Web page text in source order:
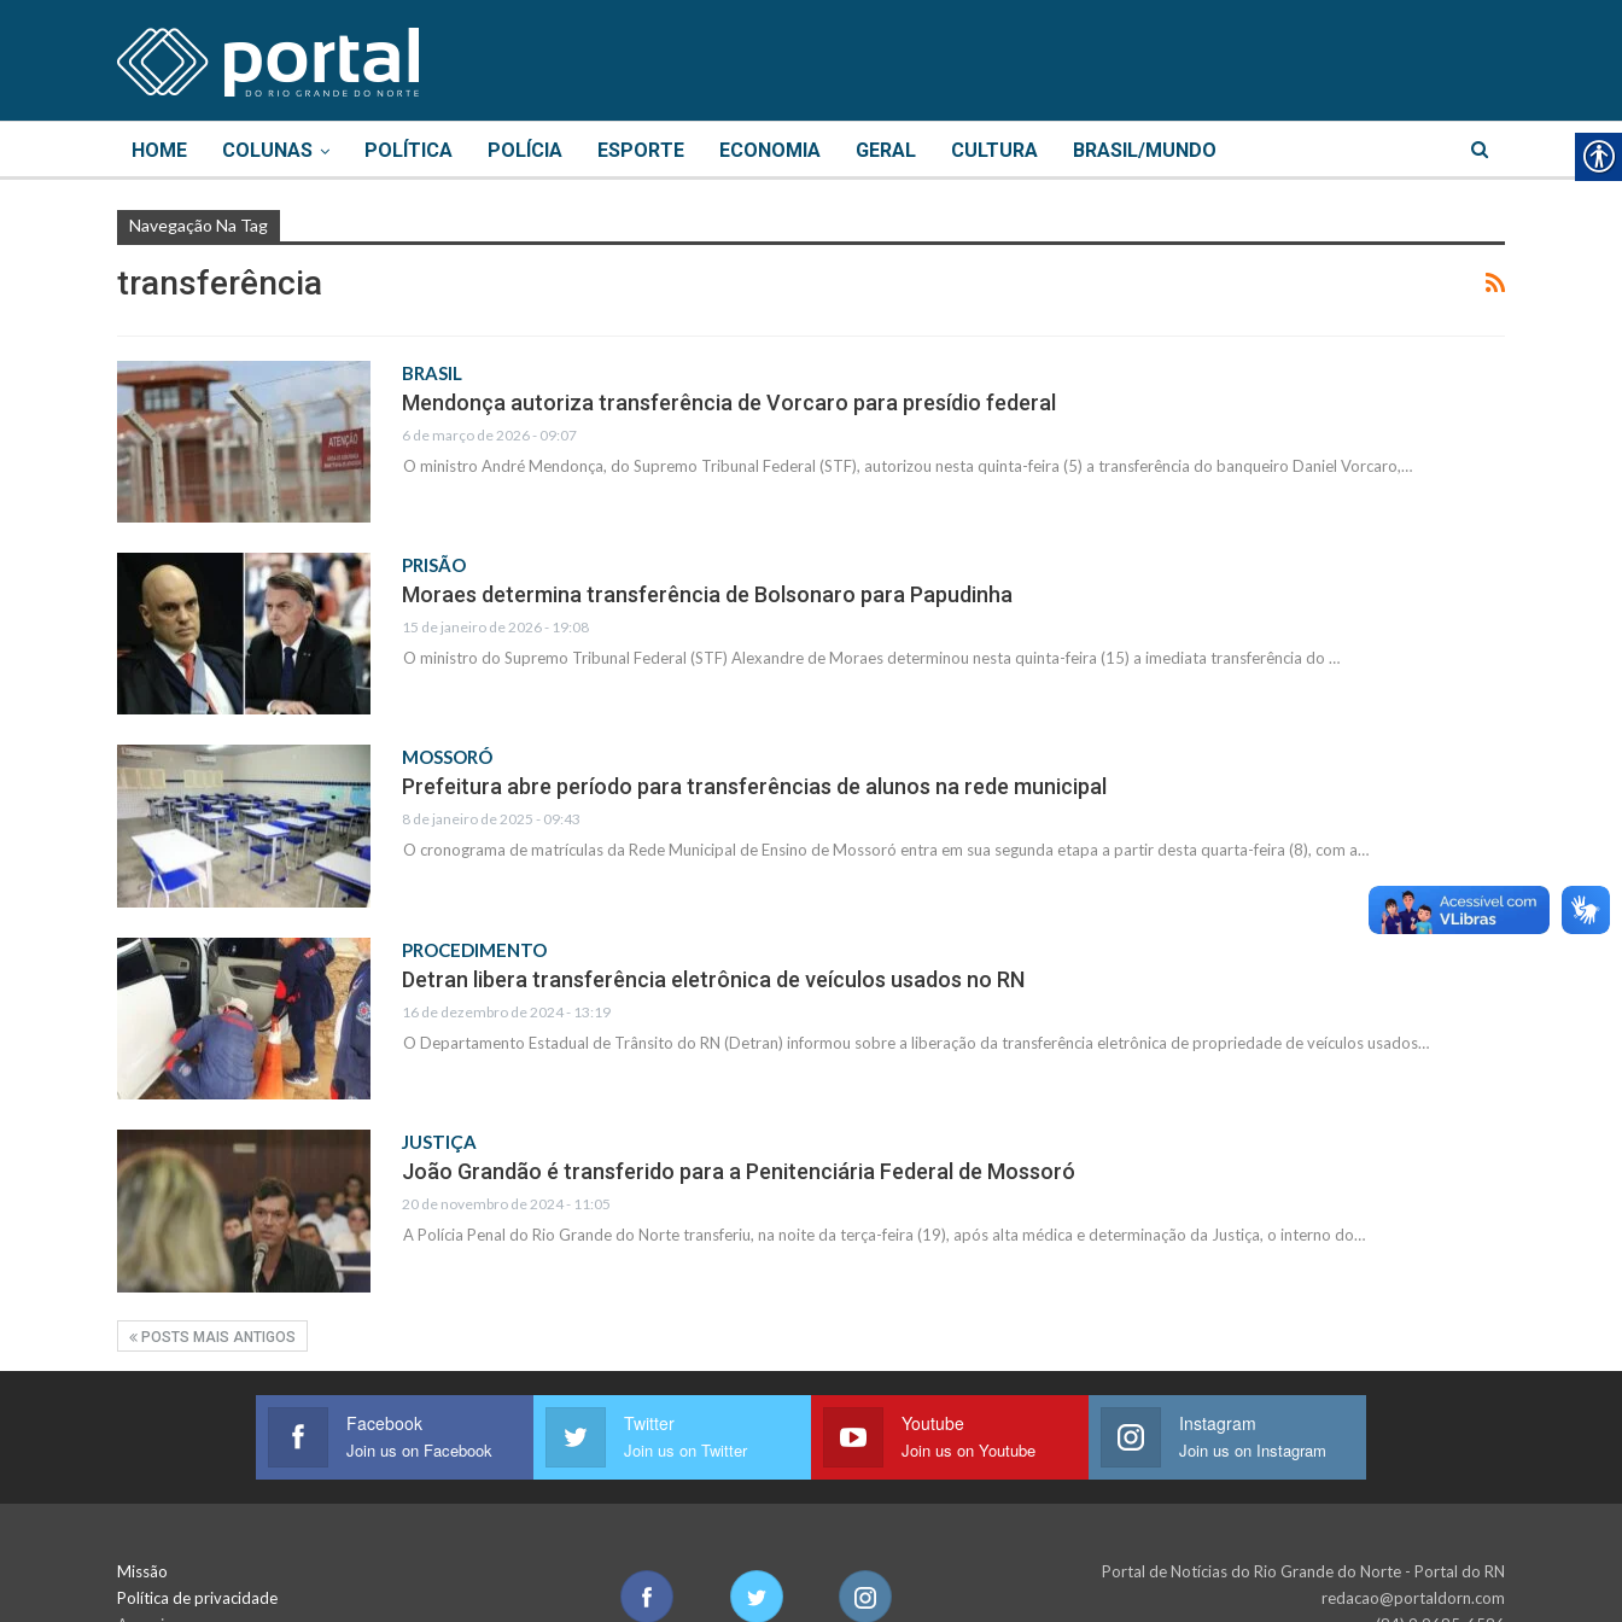
HOME COLUNAS POLÍTICA POLÍCIA ESPORTE ECONOMIA GERAL CULTURA BRASIL/MUNDO
Navegação Na Tag
transferência
BRASIL
Mendonça autoriza transferência de Vorcaro para presídio federal
6 de março de 2026 - 09:07
O ministro André Mendonça, do Supremo Tribunal Federal (STF), autorizou nesta quinta-feira (5) a transferência do banqueiro Daniel Vorcaro,…
PRISÃO
Moraes determina transferência de Bolsonaro para Papudinha
15 de janeiro de 2026 - 19:08
O ministro do Supremo Tribunal Federal (STF) Alexandre de Moraes determinou nesta quinta-feira (15) a imediata transferência do …
MOSSORÓ
Prefeitura abre período para transferências de alunos na rede municipal
8 de janeiro de 2025 - 09:43
O cronograma de matrículas da Rede Municipal de Ensino de Mossoró entra em sua segunda etapa a partir desta quarta-feira (8), com a…
PROCEDIMENTO
Detran libera transferência eletrônica de veículos usados no RN
16 de dezembro de 2024 - 13:19
O Departamento Estadual de Trânsito do RN (Detran) informou sobre a liberação da transferência eletrônica de propriedade de veículos usados…
JUSTIÇA
João Grandão é transferido para a Penitenciária Federal de Mossoró
20 de novembro de 2024 - 11:05
A Polícia Penal do Rio Grande do Norte transferiu, na noite da terça-feira (19), após alta médica e determinação da Justiça, o interno do…
POSTS MAIS ANTIGOS
Facebook
Join us on Facebook
Twitter
Join us on Twitter
Youtube
Join us on Youtube
Instagram
Join us on Instagram
Missão
Política de privacidade
Portal de Notícias do Rio Grande do Norte - Portal do RN
redacao@portaldorn.com